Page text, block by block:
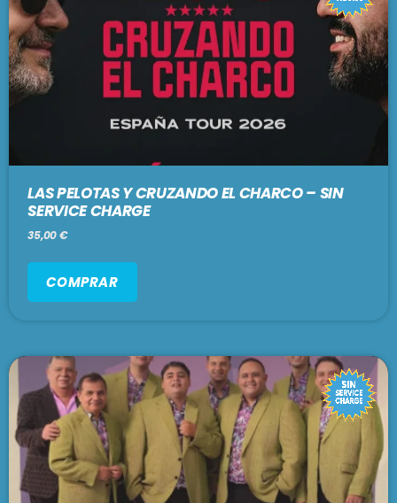
LAS PELOTAS Y CRUZANDO EL CHARCO – SIN
SERVICE CHARGE
35,00€
COMPRAR